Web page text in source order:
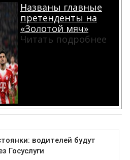
Названы главные
претенденты на
«Золотой мяч»
Читать подробнее